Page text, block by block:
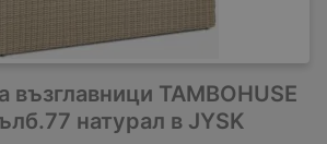
възглавници TAMBOHUSE
натурал в JYSK